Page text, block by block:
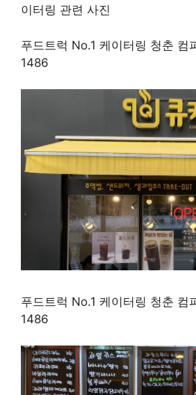
푸드트럭 No.1 케이터링 청춘
1486
푸드트럭 No.1 케이터링 청춘
1486